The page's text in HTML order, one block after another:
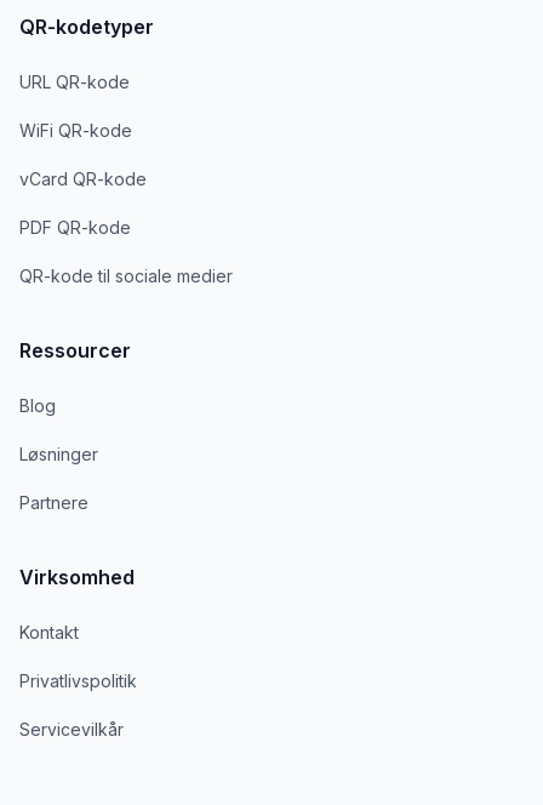
QR-kodetyper
URL QR-kode
WiFi QR-kode
vCard QR-kode
PDF QR-kode
QR-kode til sociale medier
Ressourcer
Blog
Løsninger
Partnere
Virksomhed
Kontakt
Privatlivspolitik
Servicevilkår